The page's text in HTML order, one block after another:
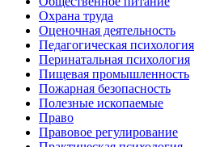
Охрана труда
Оценочная деятельность
Педагогическая психология
Перинатальная психология
Пищевая промышленность
Пожарная безопасность
Полезные ископаемые
Право
Правовое регулирование